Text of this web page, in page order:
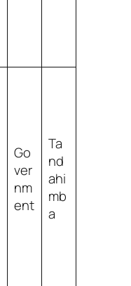
Go
ver
nm
ent
Ta
nd
ahi
mb
a